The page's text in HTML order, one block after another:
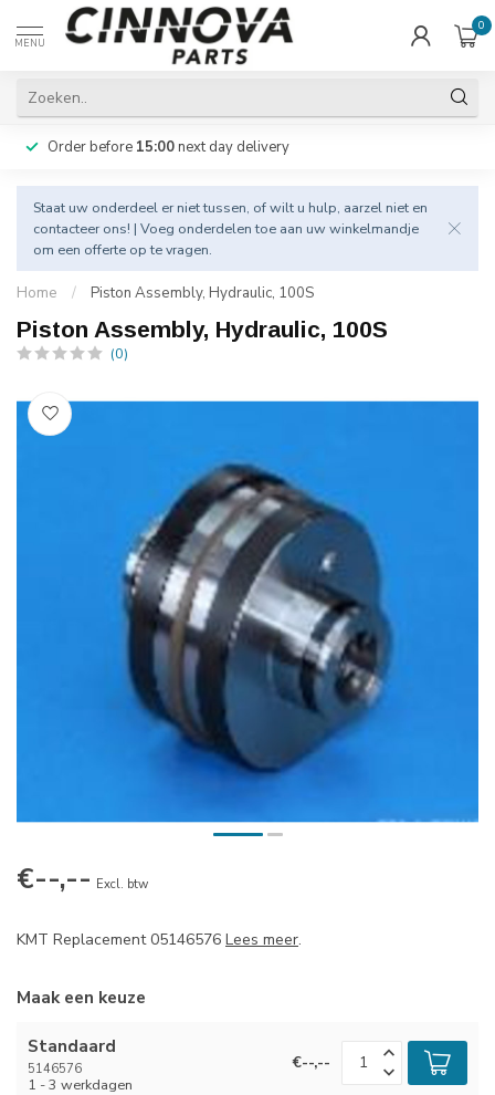
MENU
0
Order before 15:00next day delivery
Staat uw onderdeel er niet tussen, of wilt u hulp, aarzel niet en
contacteer ons! | Voeg onderdelen toe aan uw winkelmandje
om een offerte op te vragen.
Home / Piston Assembly, Hydraulic, 100S
Piston Assembly, Hydraulic, 100S
(0)
€--,-- Excl. btw
KMT Replacement 05146576 Lees meer.
Maak een keuze
Standaard
5146576
1 - 3 werkdagen
€--,--